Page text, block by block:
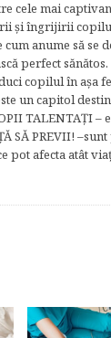
cele mai
şi îngrijirii
anume să se
perfect sănătos.
copilul în aşa
un capitol
TALENTAŢI –
SĂ PREVII!
pot afecta atât